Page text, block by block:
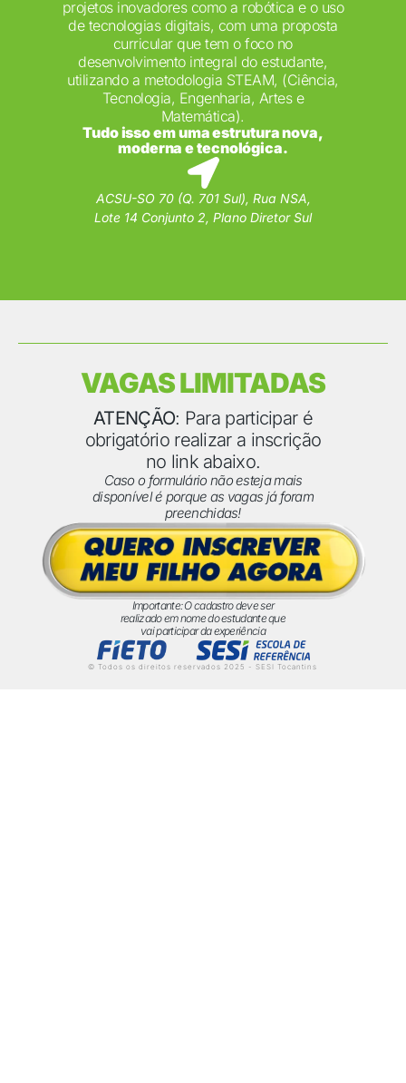
projetos inovadores como a robótica e o uso
de tecnologias digitais, com uma proposta
curricular que tem o foco no
desenvolvimento integral do estudante,
utilizando a metodologia STEAM, (Ciência,
Tecnologia, Engenharia, Artes e
Matemática).
Tudo isso em uma estrutura nova,
moderna e tecnológica.
ACSU-SO 70 (Q. 701 Sul), Rua NSA,
Lote 14 Conjunto 2, Plano Diretor Sul
VAGAS LIMITADAS
ATENÇÃO: Para participar é
obrigatório realizar a inscrição
no link abaixo.
Caso o formulário não esteja mais
disponível é porque as vagas já foram
preenchidas!
Importante: O cadastro deve ser
realizado em nome do estudante que
vai participar da experiência
© Todos os direitos reservados 2025 - SESI Tocantins